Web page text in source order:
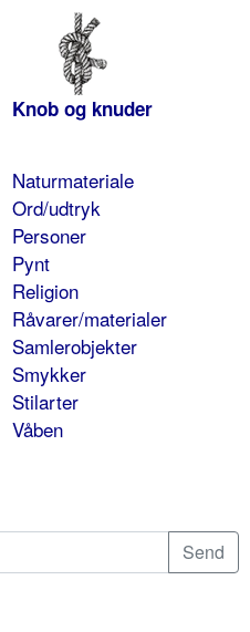
Knob og knuder
Naturmateriale
Ord/udtryk
Personer
Pynt
Religion
Råvarer/materialer
Samlerobjekter
Smykker
Stilarter
Våben